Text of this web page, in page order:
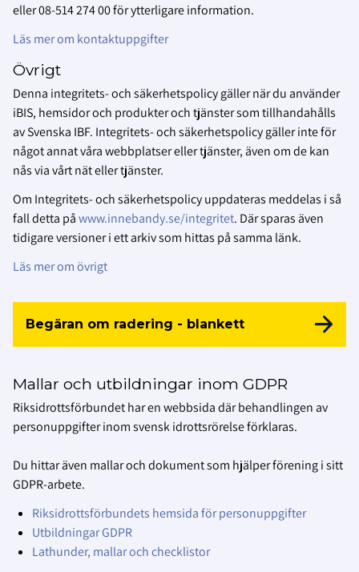
eller 08-514 274 00 för ytterligare information.
Läs mer om kontaktuppgifter
Övrigt
Denna integritets- och säkerhetspolicy gäller när du använder
iBIS, hemsidor och produkter och tjänster som tillhandahålls
av Svenska IBF. Integritets- och säkerhetspolicy gäller inte för
något annat våra webbplatser eller tjänster, även om de kan
nås via vårt nät eller tjänster.
Om Integritets- och säkerhetspolicy uppdateras meddelas i så
fall detta påwww.innebandy.se/integritet. Där sparas även
tidigare versioner i ett arkiv som hittas på samma länk.
Läs mer om övrigt
Begäran om radering - blankett
Mallar och utbildningar inom GDPR
Riksidrottsförbundet har en webbsida där behandlingen av
personuppgifter inom svensk idrottsrörelse förklaras.
Du hittar även mallar och dokument som hjälper förening i sitt
GDPR-arbete.
Riksidrottsförbundets hemsida för personuppgifter
Utbildningar GDPR
Lathunder, mallar och checklistor